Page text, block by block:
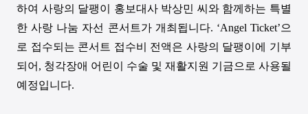
하여 사랑의 달팽이 홍보대사 박상민 씨와 함께하는 특별
한 사랑 나눔 자선 콘서트가 개최됩니다. ‘Angel Ticket’으
로 접수되는 콘서트 접수비 전액은 사랑의 달팽이에 기부
되어 , 청각장애 어린이 수술 및 재활지원 기금으로 사용될
예정입니다.